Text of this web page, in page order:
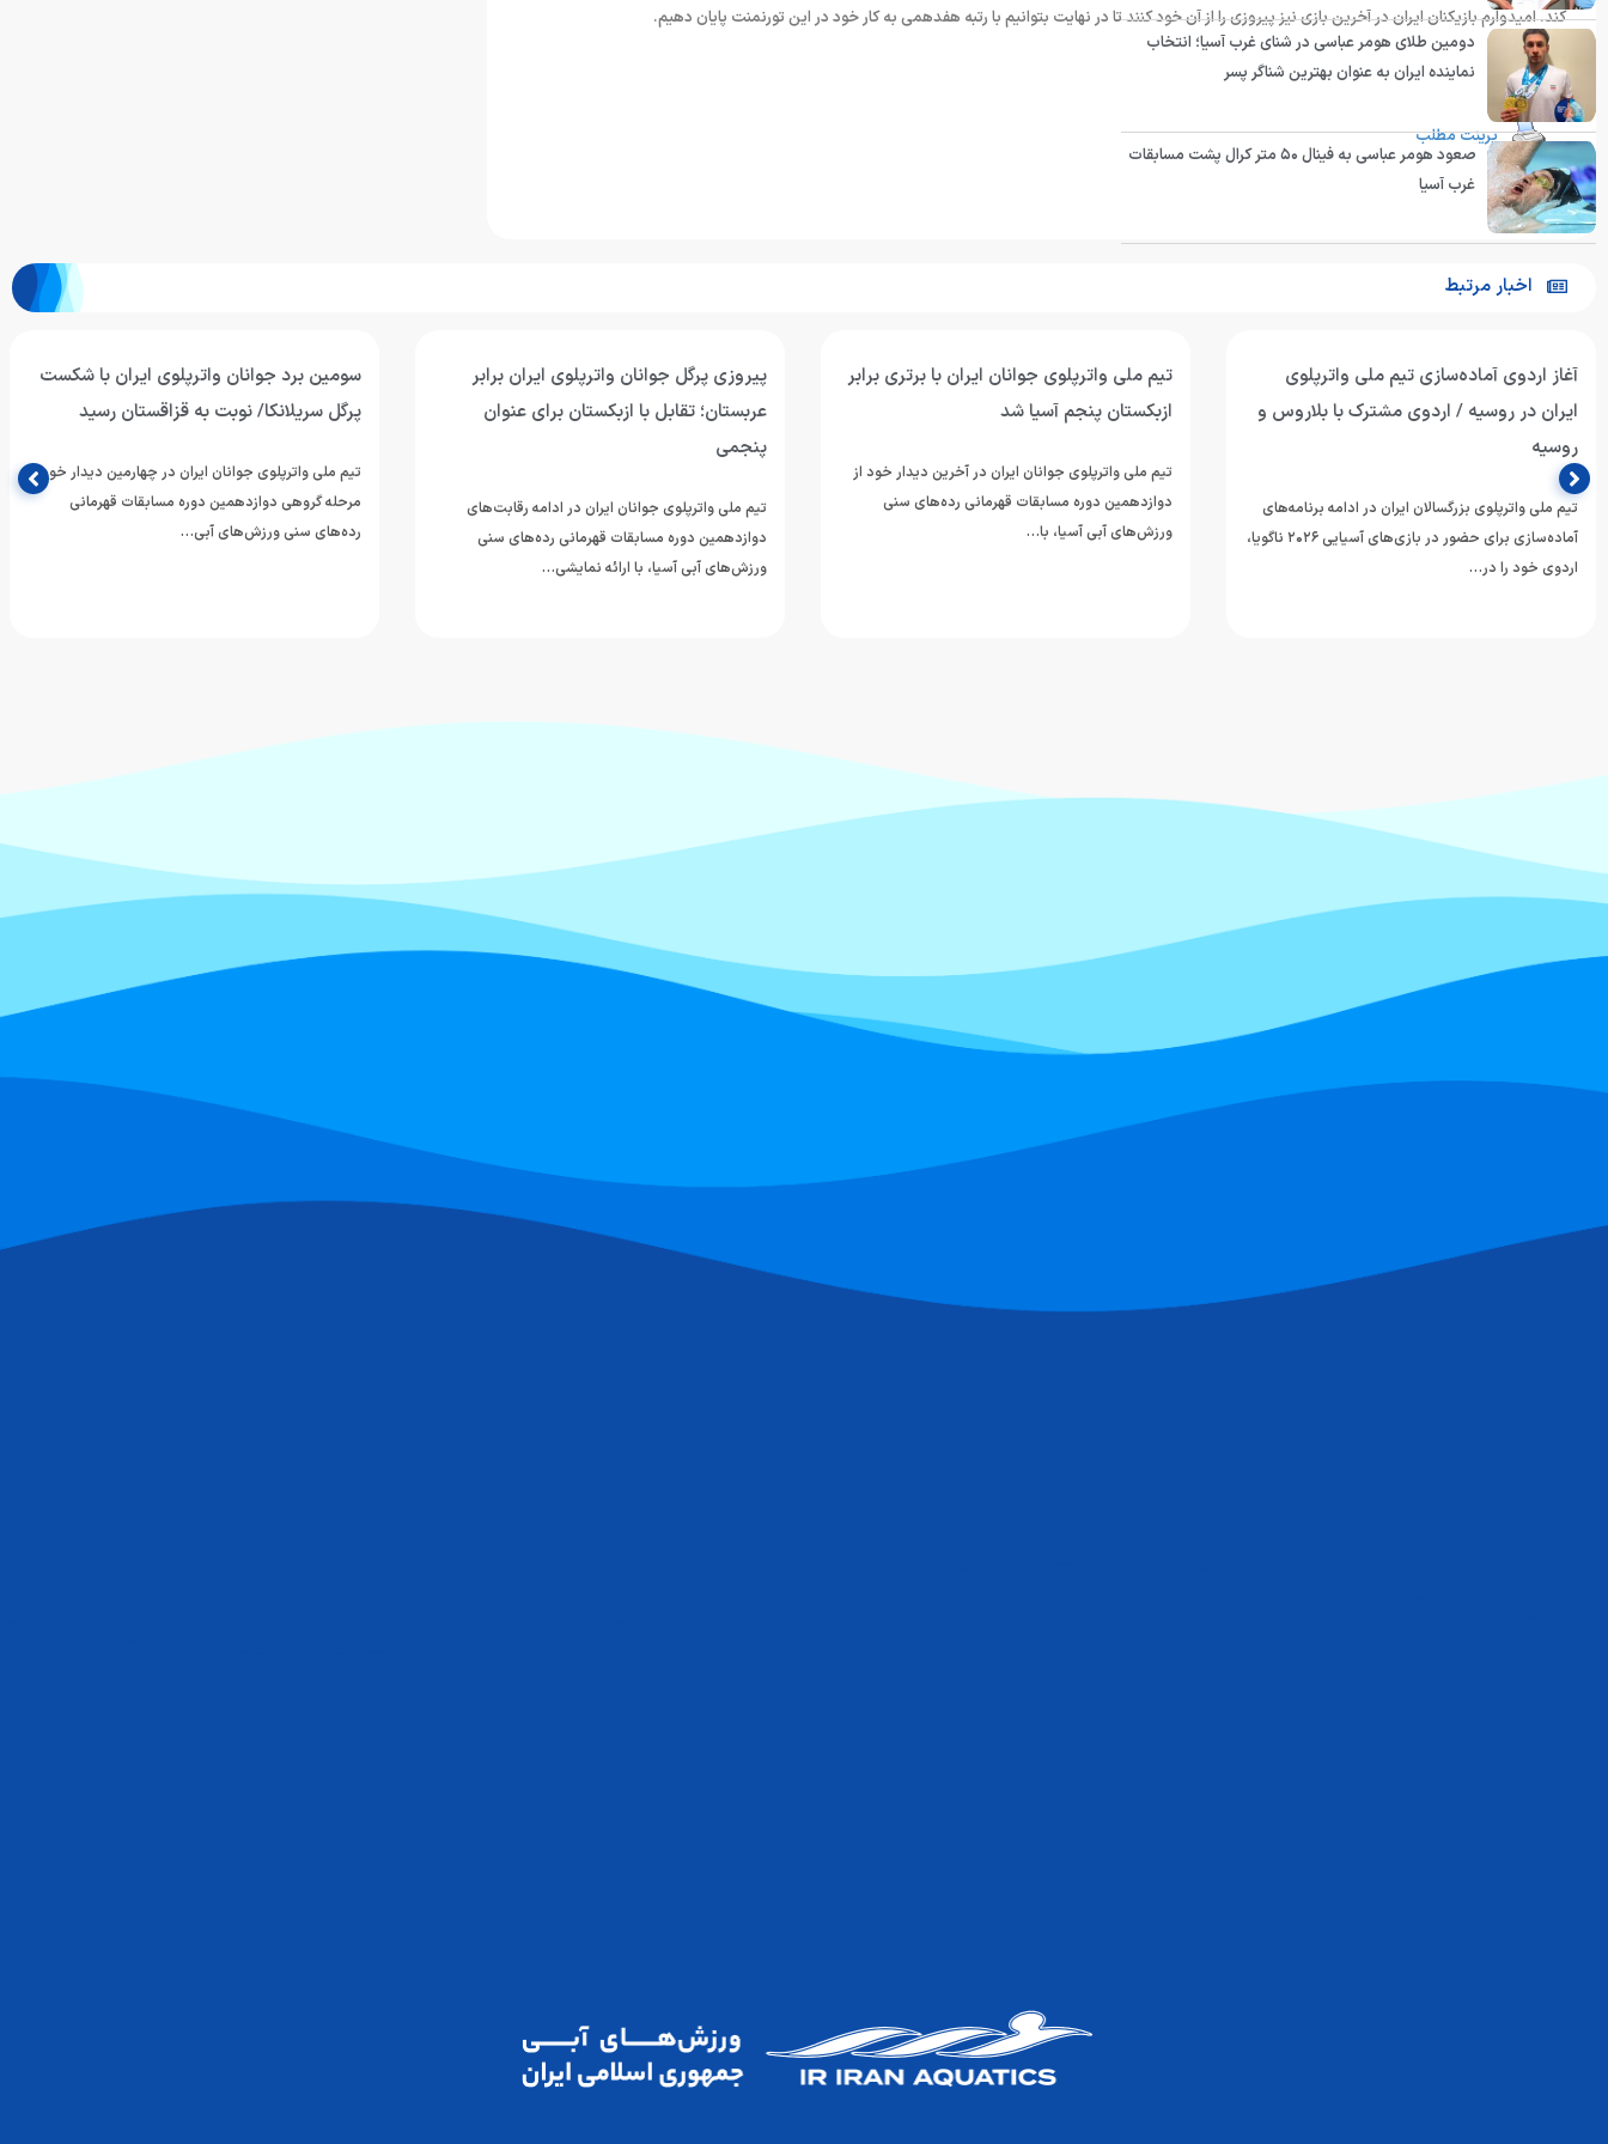
کند. امیدوارم بازیکنان ایران در آخرین بازی نیز پیروزی را از آن خود کنند تا در نهایت بتوانیم با رتبه هفدهمی به کار خود در این تورنمنت پایان دهیم.
انتهای پیام
پرینت مطلب
دومین طلای هومر عباسی در شنای غرب آسیا؛ انتخاب
نماینده ایران به عنوان بهترین شناگر پسر
صعود هومر عباسی به فینال ۵۰ متر کرال پشت مسابقات
غرب آسیا
اخبار مرتبط
آغاز اردوی آماده‌سازی تیم ملی واترپلوی
ایران در روسیه / اردوی مشترک با بلاروس و
روسیه
تیم ملی واترپلوی بزرگسالان ایران در ادامه برنامه‌های
آماده‌سازی برای حضور در بازی‌های آسیایی ۲۰۲۶ ناگویا،
اردوی خود را در…
تیم ملی واترپلوی جوانان ایران با برتری برابر
ازبکستان پنجم آسیا شد
تیم ملی واترپلوی جوانان ایران در آخرین دیدار خود از
دوازدهمین دوره مسابقات قهرمانی رده‌های سنی
ورزش‌های آبی آسیا، با…
پیروزی پرگل جوانان واترپلوی ایران برابر
عربستان؛ تقابل با ازبکستان برای عنوان
پنجمی
تیم ملی واترپلوی جوانان ایران در ادامه رقابت‌های
دوازدهمین دوره مسابقات قهرمانی رده‌های سنی
ورزش‌های آبی آسیا، با ارائه نمایشی…
سومین برد جوانان واترپلوی ایران با شکست
پرگل سریلانکا/ نوبت به قزاقستان رسید
تیم ملی واترپلوی جوانان ایران در چهارمین دیدار خود از
مرحله گروهی دوازدهمین دوره مسابقات قهرمانی
رده‌های سنی ورزش‌های آبی…